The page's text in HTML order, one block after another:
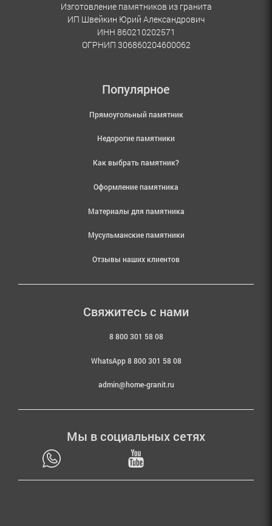
Изготовление памятников из гранита
ИП Швейкин Юрий Александрович
ИНН 860210202571
ОГРНИП 306860204600062
Популярное
Прямоугольный памятник
Недорогие памятники
Как выбрать памятник?
Оформление памятника
Материалы для памятника
Мусульманские памятники
Отзывы наших клиентов
Свяжитесь с нами
8 800 301 58 08
WhatsApp 8 800 301 58 08
admin@home-granit.ru
Мы в социальных сетях